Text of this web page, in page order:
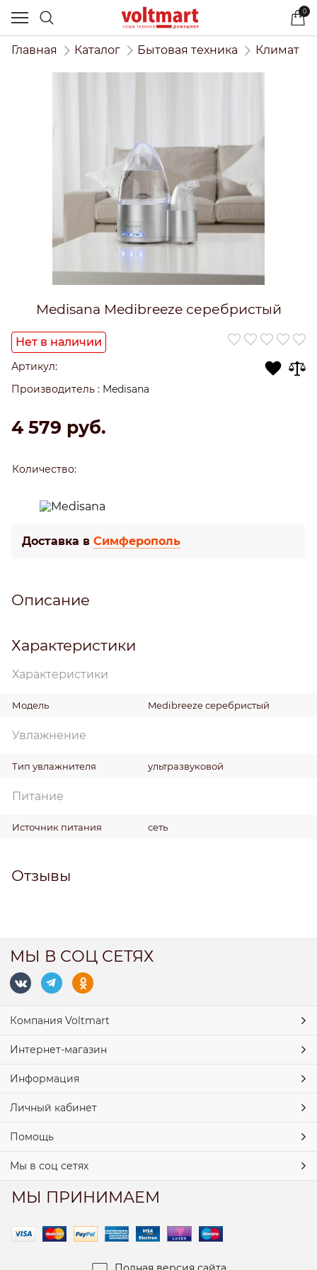
0
Главная Каталог Бытовая техника Климат
Medisana Medibreeze серебристый
Нет в наличии
Артикул:
Производитель : Medisana
4 579 руб.
Количество:
Доставка в Симферополь
Описание
Характеристики
Характеристики
Модель Medibreeze серебристый
Увлажнение
Тип увлажнителя ультразвуковой
Питание
Источник питания сеть
Отзывы
МЫ В СОЦ СЕТЯХ
Компания Voltmart
Интернет-магазин
Информация
Личный кабинет
Помощь
Мы в соц сетях
МЫ ПРИНИМАЕМ